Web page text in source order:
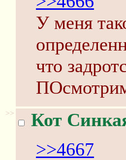
У меня
что
>> Кот
>>4667